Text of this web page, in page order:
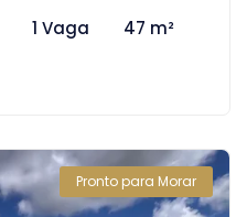
1 Vaga 47 m²
Pronto para Morar